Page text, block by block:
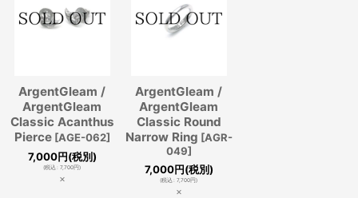
ArgentGleam /
ArgentGleam
Classic Acanthus
Pierce [AGE-062]
7,000円(税別)
(税込: 7,700円)
×
ArgentGleam /
ArgentGleam
Classic Round
Narrow Ring [AGR-
049]
7,000円(税別)
(税込: 7,700円)
×